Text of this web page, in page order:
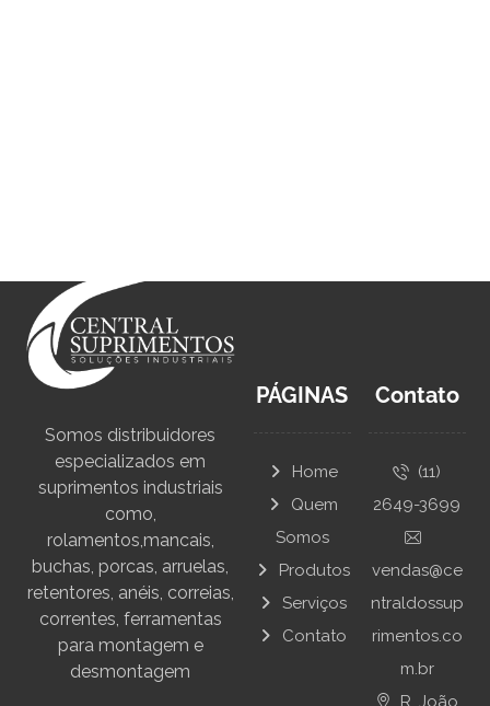
Somos distribuidores
especializados em
suprimentos industriais
como,
rolamentos,mancais,
buchas, porcas, arruelas,
retentores, anéis, correias,
correntes, ferramentas
para montagem e
desmontagem
PÁGINAS
Home
Quem
Somos
Produtos
Serviços
Contato
Contato
(11)
2649-3699
vendas@ce
ntraldossup
rimentos.co
m.br
R. João